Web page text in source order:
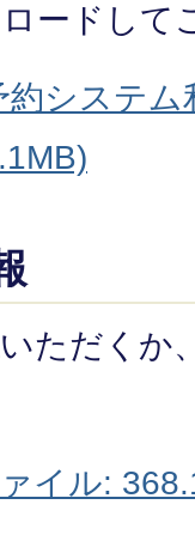
ードして
約システ
ただくか
イル: